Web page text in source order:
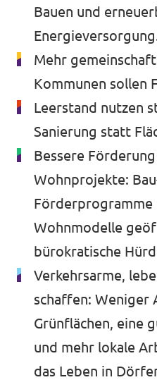
Bauen und
Mehr
Kommunen sollen
Leerstand nutzen
Sanierung statt
Bessere
Wohnprojekte:
Förderprogramme
Wohnmodelle
bürokratische
Verkehrsarme,
schaffen: Weniger
Grünflächen, eine
und mehr lokale
das Leben in